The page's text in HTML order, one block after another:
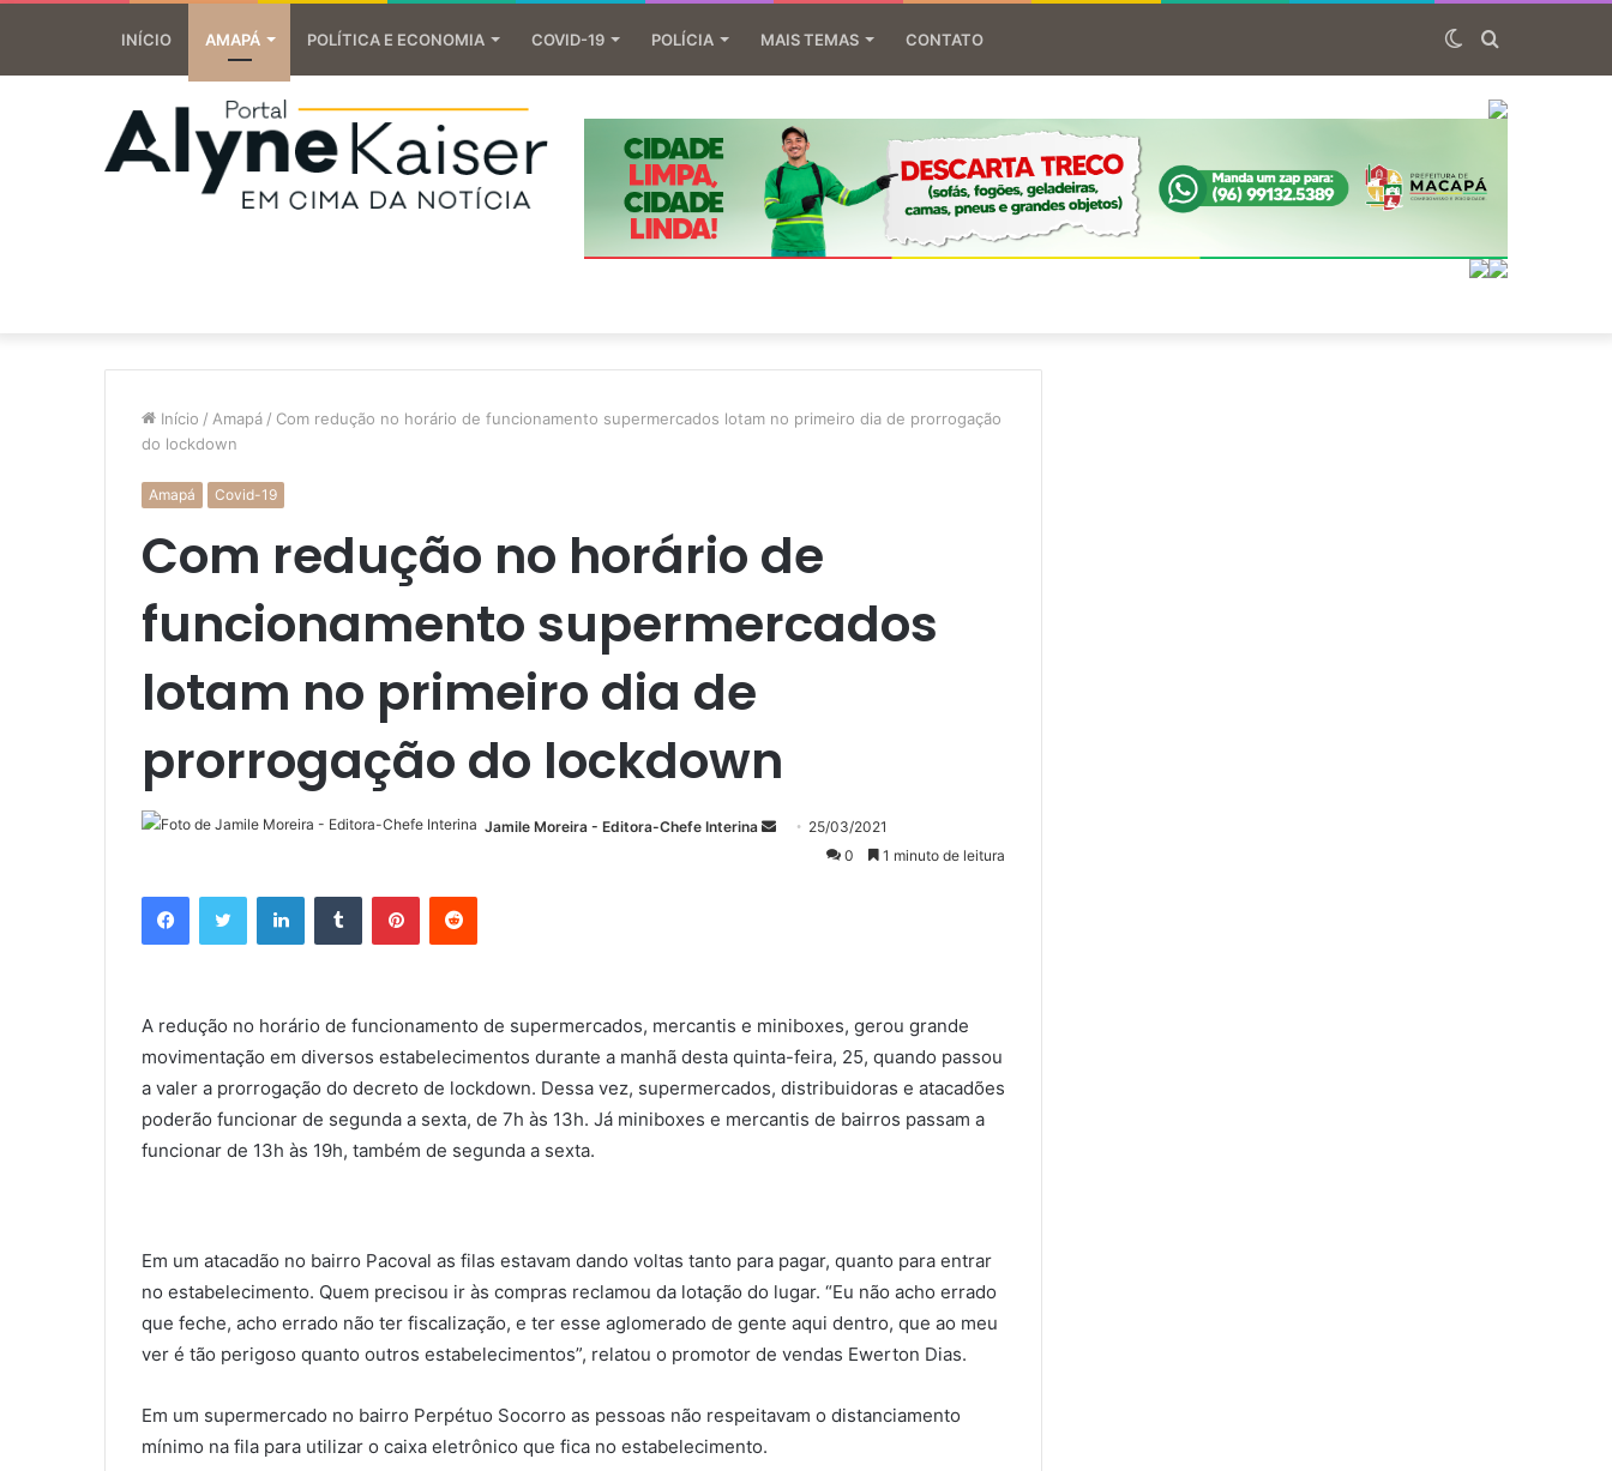
INÍCIO AMAPÁ POLÍTICA E ECONOMIA COVID-19 POLÍCIA MAIS TEMAS CONTATO Procurar
por
Switch
skin
Início / Amapá / Com redução no horário de funcionamento supermercados lotam no primeiro dia de prorrogação
do lockdown
Amapá Covid-19
Com redução no horário de
funcionamento supermercados
lotam no primeiro dia de
prorrogação do lockdown
Jamile Moreira - Editora-Chefe Interina
Mande25/03/2021
0
1 minuto de leitura
FacebookTwitter LinkedinTumblr PinterestReddit
A redução no horário de funcionamento de supermercados, mercantis e miniboxes, gerou grande
movimentação em diversos estabelecimentos durante a manhã desta quinta-feira, 25, quando passou
a valer a prorrogação do decreto de lockdown. Dessa vez, supermercados, distribuidoras e atacadões
poderão funcionar de segunda a sexta, de 7h às 13h. Já miniboxes e mercantis de bairros passam a
funcionar de 13h às 19h, também de segunda a sexta.
Em um atacadão no bairro Pacoval as filas estavam dando voltas tanto para pagar, quanto para entrar
no estabelecimento. Quem precisou ir às compras reclamou da lotação do lugar. “Eu não acho errado
que feche, acho errado não ter fiscalização, e ter esse aglomerado de gente aqui dentro, que ao meu
ver é tão perigoso quanto outros estabelecimentos”, relatou o promotor de vendas Ewerton Dias.
Em um supermercado no bairro Perpétuo Socorro as pessoas não respeitavam o distanciamento
mínimo na fila para utilizar o caixa eletrônico que fica no estabelecimento.